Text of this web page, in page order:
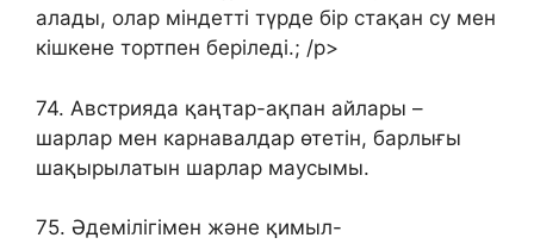
алады, олар міндетті түрде бір стақан су мен
кішкене тортпен беріледі.; /p>
74. Австрияда қаңтар-ақпан айлары –
шарлар мен карнавалдар өтетін, барлығы
шақырылатын шарлар маусымы.
75. Әдемілігімен және қимыл-